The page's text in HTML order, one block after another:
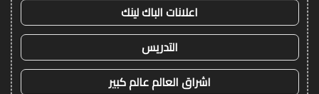
اعلانات الباك لينك
التدريس
اشراق العالم عالم كبير